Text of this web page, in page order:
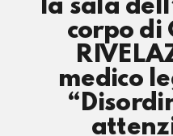
la sala
corpo di
medico